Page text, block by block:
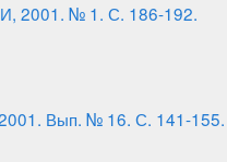
2001. № 1. С. 186-192.
2001. Вып. № 16. С. 141-155.